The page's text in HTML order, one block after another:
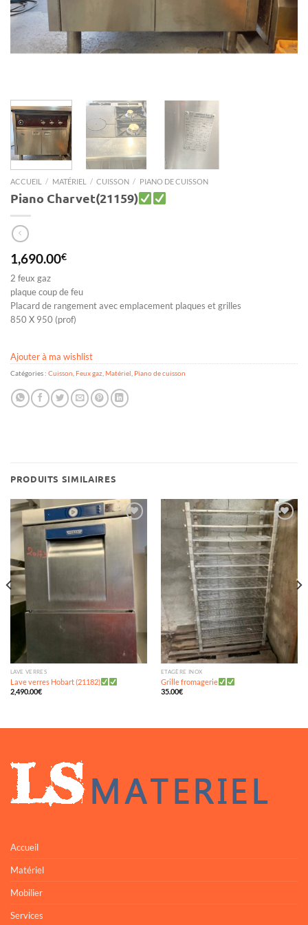
ACCUEIL / MATÉRIEL / CUISSON / PIANO DE CUISSON
Piano Charvet(21159)
1,690.00€
2 feux gaz
plaque coup de feu
Placard de rangement avec emplacement plaques et grilles
850 X 950 (prof)
Ajouter à ma wishlist
Catégories : Cuisson Feux gaz Matériel Piano de cuisson
PRODUITS SIMILAIRES
LAVE VERRES
Lave verres Hobart (21182)
2,490.00€
Ajouter
à ma
wishlist
ETAGÈRE INOX
Grille fromagerie
35.00€
Accueil
Matériel
Mobilier
Services